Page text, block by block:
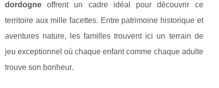
dordogne offrent un cadre idéal pour découvrir ce
territoire aux mille facettes. Entre patrimoine historique et
aventures nature, les familles trouvent ici un terrain de
jeu exceptionnel où chaque enfant comme chaque adulte
trouve son bonheur.